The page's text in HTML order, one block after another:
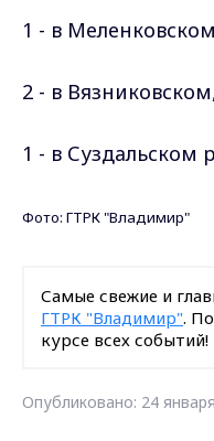
1 - в
2 - в
1 - в Суздальском
Фото: ГТРК "Владимир"
Самые свежие и
ГТРК "Владимир".
курсе всех событий!
Опубликовано: 24